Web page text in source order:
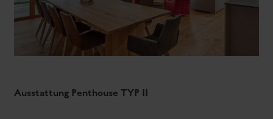
Ausstattung Penthouse TYP II